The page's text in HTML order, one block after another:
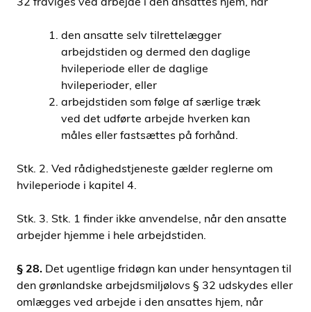
den ansatte selv tilrettelægger
arbejdstiden og dermed den daglige
hvileperiode eller de daglige
hvileperioder, eller
arbejdstiden som følge af særlige træk
ved det udførte arbejde hverken kan
måles eller fastsættes på forhånd.
Stk. 2. Ved rådighedstjeneste gælder reglerne om
hvileperiode i kapitel 4.
Stk. 3. Stk. 1 finder ikke anvendelse, når den ansatte
arbejder hjemme i hele arbejdstiden.
§ 28. Det ugentlige fridøgn kan under hensyntagen til
den grønlandske arbejdsmiljølovs § 32 udskydes eller
omlægges ved arbejde i den ansattes hjem, når